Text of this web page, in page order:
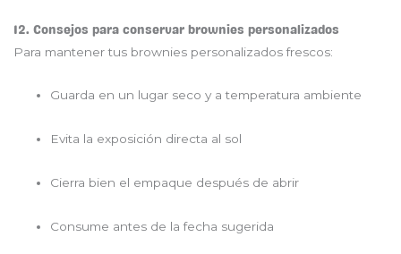
12. Consejos para conservar brownies personalizados
Para mantener tus brownies personalizados frescos:
Guarda en un lugar seco y a temperatura ambiente
Evita la exposición directa al sol
Cierra bien el empaque después de abrir
Consume antes de la fecha sugerida